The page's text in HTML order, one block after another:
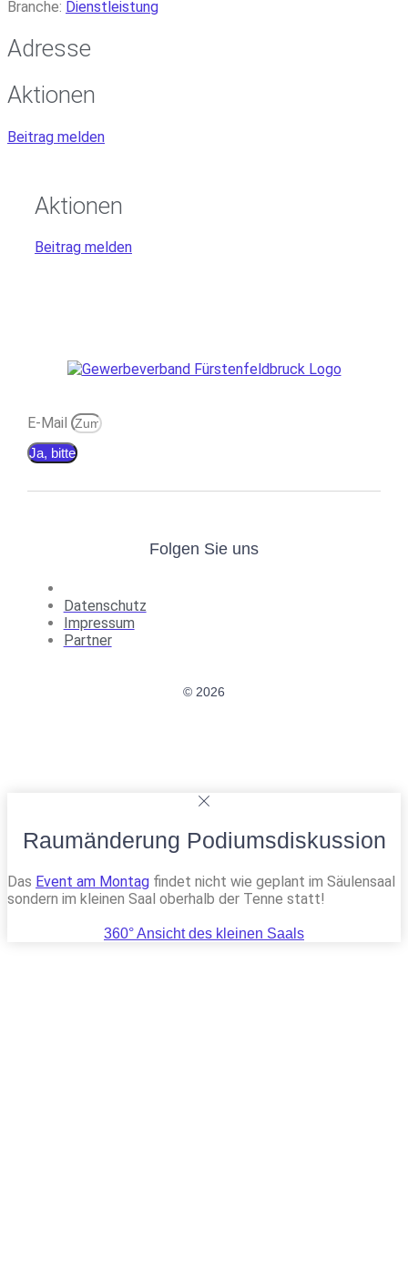
Branche: Dienstleistung
Adresse
Aktionen
Beitrag melden
Aktionen
Beitrag melden
E-Mail
Ja, bitte
Folgen Sie uns
Datenschutz
Impressum
Partner
© 2026
Raumänderung Podiumsdiskussion
Das Event am Montag findet nicht wie geplant im Säulensaal
sondern im kleinen Saal oberhalb der Tenne statt!
360° Ansicht des kleinen Saals